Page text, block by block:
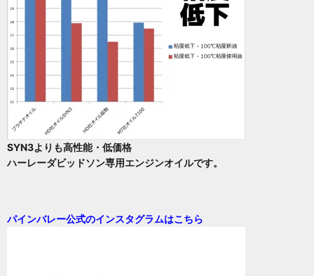
SYN3よりも高性能・低価格
ハーレーダビッドソン専用エンジンオイルです。
パインバレー公式のインスタグラムはこちら